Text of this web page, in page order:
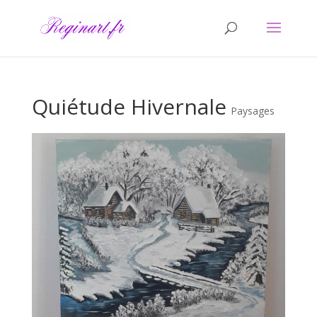
Quiétude Hivernale Paysages